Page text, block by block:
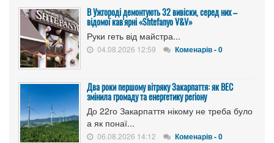
В Ужгороді демонтують 32 вивіски, серед них –
відомої кав'ярні «Shtefanyo V&V»
Руки геть від майстра...
04.08.2026 12:59 Коменарів - 0
Два роки першому вітряку Закарпаття: як ВЕС
змінила громаду та енергетику регіону
До 22го Закарпаття нікому не треба було
а як понаї...
06.08.2026 14:12 Коменарів - 0